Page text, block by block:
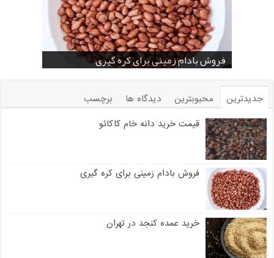
قیمت خرید دانه خام کاکائو
فروش بادام زمینی برای کره گیری
خرید عمده کنجد در تهران
خرید عمده کنجد سیاه و سفید
خرید بادام زمینی فله
خرید عمده کنجد سیاه
خرید عمده کنجد سفید
قیمت خرید کافی میت در کرمان
فروش انواع کنجد در یزد ( Sesame )
جدیدترین محبوبترین دیدگاه ها
برچسب
قیمت خرید دانه خام کاکائو
فروش بادام زمینی برای کره گیری
خرید عمده کنجد در تهران